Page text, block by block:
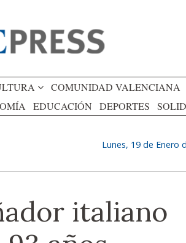
COMUNIDAD VALENCIANA
EDUCACIÓN DEPORTES
Lunes, 19 de Enero
italiano